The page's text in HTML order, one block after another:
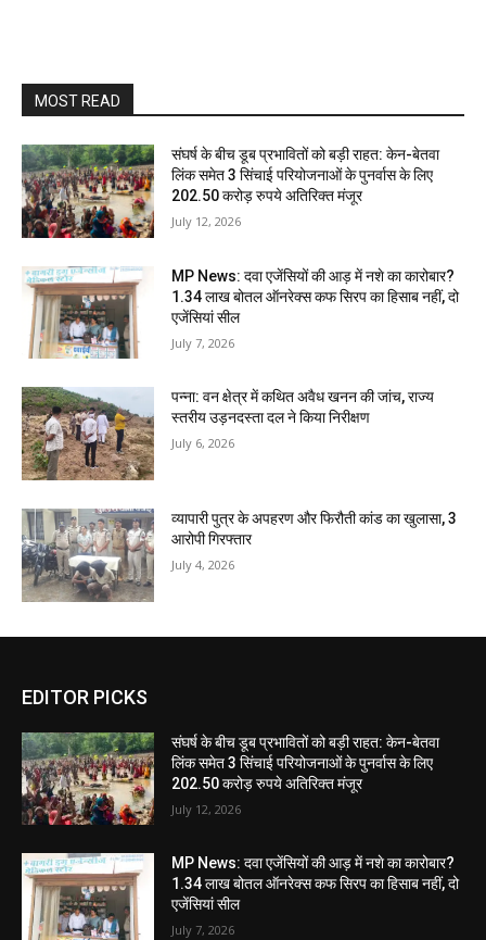
MOST READ
संघर्ष के बीच डूब प्रभावितों को बड़ी राहत: केन-बेतवा
लिंक समेत 3 सिंचाई परियोजनाओं के पुनर्वास के लिए
202.50 करोड़ रुपये अतिरिक्त मंजूर
July 12, 2026
MP News: दवा एजेंसियों की आड़ में नशे का कारोबार?
1.34 लाख बोतल ऑनरेक्स कफ सिरप का हिसाब नहीं, दो
एजेंसियां सील
July 7, 2026
पन्ना: वन क्षेत्र में कथित अवैध खनन की जांच, राज्य
स्तरीय उड़नदस्ता दल ने किया निरीक्षण
July 6, 2026
व्यापारी पुत्र के अपहरण और फिरौती कांड का खुलासा, 3
आरोपी गिरफ्तार
July 4, 2026
EDITOR PICKS
संघर्ष के बीच डूब प्रभावितों को बड़ी राहत: केन-बेतवा
लिंक समेत 3 सिंचाई परियोजनाओं के पुनर्वास के लिए
202.50 करोड़ रुपये अतिरिक्त मंजूर
July 12, 2026
MP News: दवा एजेंसियों की आड़ में नशे का कारोबार?
1.34 लाख बोतल ऑनरेक्स कफ सिरप का हिसाब नहीं, दो
एजेंसियां सील
July 7, 2026